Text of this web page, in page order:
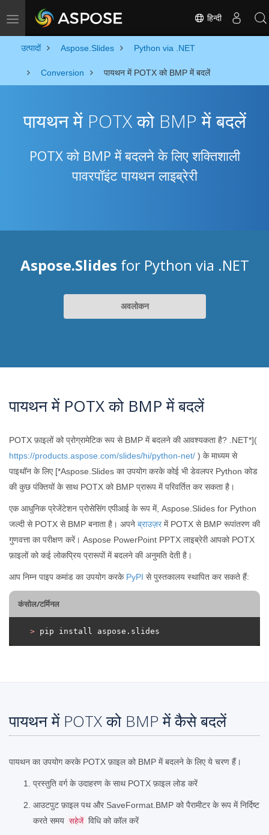
Toggle navigation हिन्दी
उत्पादों Aspose.Slides Python via .NET
Conversion पायथन में POTX को BMP में बदलें
पायथन में POTX को BMP में बदलें
POTX को BMP में बदलने के लिए शक्तिशाली
पावरपॉइंट पायथन लाइब्रेरी
Aspose.Slides for Python via .NET
अवलोकन
पायथन में POTX को BMP में बदलें
POTX फ़ाइलों को प्रोग्रामेटिक रूप से BMP में बदलने की आवश्यकता है? .NET*](
https://products.aspose.com/slides/hi/python-net/ ) के माध्यम से
पाइथॉन के लिए [*Aspose.Slides का उपयोग करके कोई भी डेवलपर Python कोड
की कुछ पंक्तियों के साथ POTX को BMP प्रारूप में परिवर्तित कर सकता है।
एक आधुनिक प्रेजेंटेशन प्रोसेसिंग एपीआई के रूप में, Aspose.Slides for Python
जल्दी से POTX से BMP बनाता है। अपने ब्राउज़रमें POTX से BMP रूपांतरण की
गुणवत्ता का परीक्षण करें। Aspose PowerPoint PPTX लाइब्रेरी आपको POTX
फ़ाइलों को कई लोकप्रिय प्रारूपों में बदलने की अनुमति देती है।
आप निम्न पाइप कमांड का उपयोग करके PyPI से पुस्तकालय स्थापित कर सकते हैं:
कंसोल/टर्मिनल
> pip install aspose.slides
पायथन में POTX को BMP में कैसे बदलें
पायथन का उपयोग करके POTX फ़ाइल को BMP में बदलने के लिए ये चरण हैं।
प्रस्तुति वर्ग के उदाहरण के साथ POTX फ़ाइल लोड करें
आउटपुट फ़ाइल पथ और SaveFormat.BMP को पैरामीटर के रूप में निर्दिष्ट
करते समय सहेजें विधि को कॉल करें